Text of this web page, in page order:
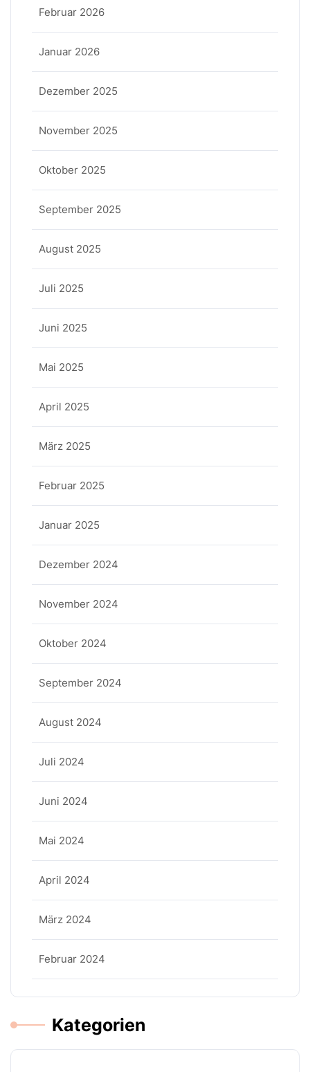
Februar 2026
Januar 2026
Dezember 2025
November 2025
Oktober 2025
September 2025
August 2025
Juli 2025
Juni 2025
Mai 2025
April 2025
März 2025
Februar 2025
Januar 2025
Dezember 2024
November 2024
Oktober 2024
September 2024
August 2024
Juli 2024
Juni 2024
Mai 2024
April 2024
März 2024
Februar 2024
Kategorien